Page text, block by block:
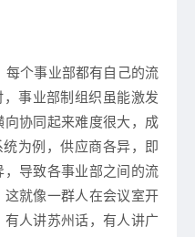
个事业部都有自己的流
事业部制组织虽能激发
向协同起来难度很大，成
为例，供应商各异，即
导致各事业部之间的流
就像一群人在会议室开
人讲苏州话，有人讲广